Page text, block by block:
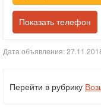
Показать телефон
Дата объявления:
Перейти в рубрику